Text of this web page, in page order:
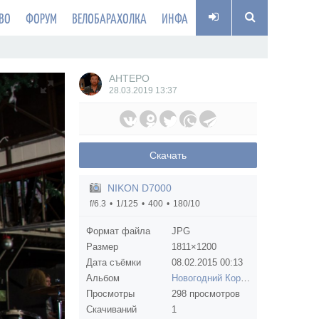
ФОРУМ ВЕЛОБАРАХОЛКА ИНФА
AHTEPO
28.03.2019 13:37
Скачать
NIKON D7000
f/6.3 1/125 400 180/10
Формат файла
JPG
Размер
1811×1200
Дата съёмки
08.02.2015 00:13
Альбом
Новогодний Корпоративчик Велокубани 2014-15
Просмотры
298 просмотров
Скачиваний
1